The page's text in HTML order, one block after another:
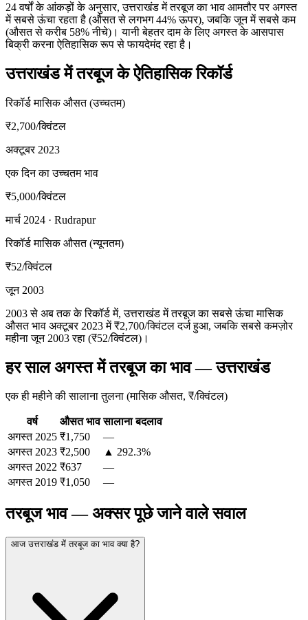
24 वर्षों के आंकड़ों के अनुसार, उत्तराखंड में तरबूज का भाव आमतौर पर अगस्त
में सबसे ऊंचा रहता है (औसत से लगभग 44% ऊपर), जबकि जून में सबसे कम
(औसत से करीब 58% नीचे)। यानी बेहतर दाम के लिए अगस्त के आसपास
बिक्री करना ऐतिहासिक रूप से फायदेमंद रहा है।
उत्तराखंड में तरबूज के ऐतिहासिक रिकॉर्ड
रिकॉर्ड मासिक औसत (उच्चतम)
₹2,700/क्विंटल
अक्टूबर 2023
एक दिन का उच्चतम भाव
₹5,000/क्विंटल
मार्च 2024 · Rudrapur
रिकॉर्ड मासिक औसत (न्यूनतम)
₹52/क्विंटल
जून 2003
2003 से अब तक के रिकॉर्ड में, उत्तराखंड में तरबूज का सबसे ऊंचा मासिक
औसत भाव अक्टूबर 2023 में ₹2,700/क्विंटल दर्ज हुआ, जबकि सबसे कमज़ोर
महीना जून 2003 रहा (₹52/क्विंटल)।
हर साल अगस्त में तरबूज का भाव — उत्तराखंड
एक ही महीने की सालाना तुलना (मासिक औसत, ₹/क्विंटल)
वर्ष औसत भाव सालाना बदलाव
अगस्त 2025 ₹1,750
—
अगस्त 2023 ₹2,500
▲ 292.3%
अगस्त 2022 ₹637
—
अगस्त 2019 ₹1,050 —
तरबूज भाव — अक्सर पूछे जाने वाले सवाल
आज उत्तराखंड में तरबूज का भाव क्या है?